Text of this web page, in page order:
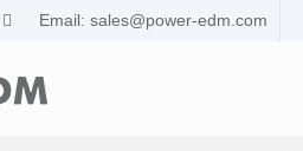
Email: sales@power-edm.com